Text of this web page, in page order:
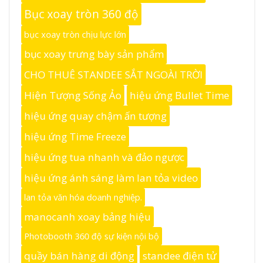
Bục xoay tròn 360 độ
bục xoay tròn chịu lực lớn
bục xoay trưng bày sản phẩm
CHO THUÊ STANDEE SẮT NGOÀI TRỜI
Hiện Tượng Sống Ảo
hiệu ứng Bullet Time
hiệu ứng quay chậm ấn tượng
hiệu ứng Time Freeze
hiệu ứng tua nhanh và đảo ngược
hiệu ứng ánh sáng làm lan tỏa video
lan tỏa văn hóa doanh nghiệp.
manocanh xoay bảng hiệu
Photobooth 360 độ sự kiện nội bộ
quầy bán hàng di động
standee điện tử